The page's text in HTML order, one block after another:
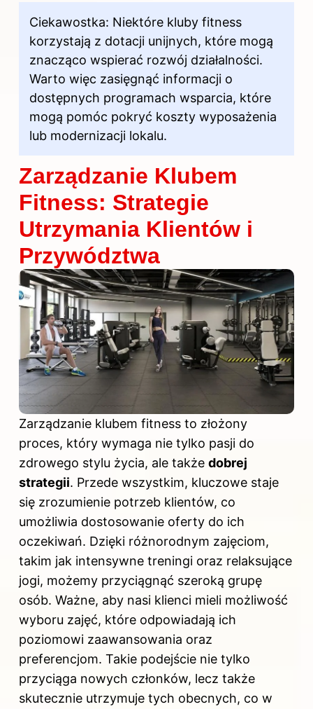
Ciekawostka: Niektóre kluby fitness
korzystają z dotacji unijnych, które mogą
znacząco wspierać rozwój działalności.
Warto więc zasięgnąć informacji o
dostępnych programach wsparcia, które
mogą pomóc pokryć koszty wyposażenia
lub modernizacji lokalu.
Zarządzanie Klubem
Fitness: Strategie
Utrzymania Klientów i
Przywództwa
Zarządzanie klubem fitness to złożony
proces, który wymaga nie tylko pasji do
zdrowego stylu życia, ale także dobrej
strategii. Przede wszystkim, kluczowe staje
się zrozumienie potrzeb klientów, co
umożliwia dostosowanie oferty do ich
oczekiwań. Dzięki różnorodnym zajęciom,
takim jak intensywne treningi oraz relaksujące
jogi, możemy przyciągnąć szeroką grupę
osób. Ważne, aby nasi klienci mieli możliwość
wyboru zajęć, które odpowiadają ich
poziomowi zaawansowania oraz
preferencjom. Takie podejście nie tylko
przyciąga nowych członków, lecz także
skutecznie utrzymuje tych obecnych, co w